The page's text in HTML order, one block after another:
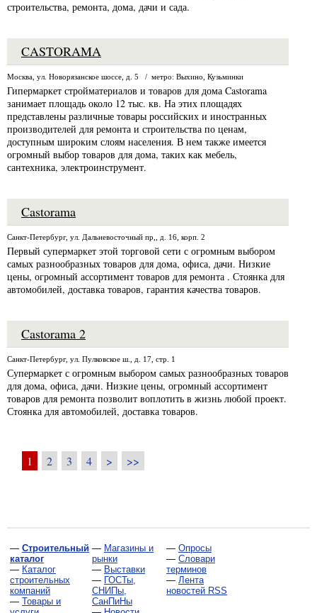
строительства, ремонта, дома, дачи и сада.
CASTORAMA
Москва, ул. Новорязанское шоссе, д. 5 / метро: Выхино, Кузьминки
Гипермаркет стройматериалов и товаров для дома Castorama
занимает площадь около 12 тыс. кв. На этих площадях
представлены различные товары российских и иностранных
производителей для ремонта и строительства по ценам,
доступным широким слоям населения. В нем также имеется
огромный выбор товаров для дома, таких как мебель,
сантехника, электроинструмент.
Castorama
Санкт-Петербург, ул. Дальневосточный пр,, д. 16, корп. 2
Первый супермаркет этой торговой сети с огромным выбором
самых разнообразных товаров для дома, офиса, дачи. Низкие
цены, огромный ассортимент товаров для ремонта . Стоянка для
автомобилей, доставка товаров, гарантия качества товаров.
Castorama 2
Санкт-Петербург, ул. Пулковское ш., д. 17, стр. 1
Супермаркет с огромным выбором самых разнообразных товаров
для дома, офиса, дачи. Низкие цены, огромный ассортимент
товаров для ремонта позволит воплотить в жизнь любой проект.
Стоянка для автомобилей, доставка товаров.
1 2 3 4 > >>
— Строительный
каталог
— Каталог
строительных
компаний
— Товары и
— Магазины и
рынки
— Выставки
— ГОСТы,
СНИПы,
СанПиНы
— Опросы
— Словари
терминов
— Лента
новостей RSS